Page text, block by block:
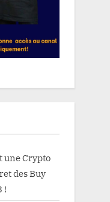
une Crypto
des Buy
!